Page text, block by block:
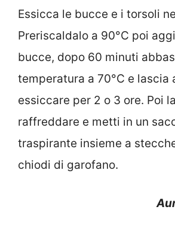
Essicca le bucce e i torsoli
Preriscaldalo a 90°C poi
bucce, dopo 60 minuti
temperatura a 70°C e lascia
essiccare per 2 o 3 ore. Poi
raffreddare e metti in un
traspirante insieme a
chiodi di garofano.